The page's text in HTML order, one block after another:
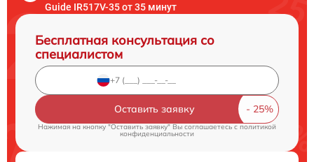
Guide IR517V-35 от 35 минут
Бесплатная консультация со
специалистом
Оставить заявку
Нажимая на кнопку "Оставить заявку" Вы соглашаетесь cполитикой
конфиденциальности